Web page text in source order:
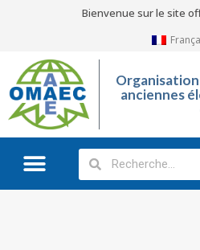
Bienvenue sur le site
anciennes